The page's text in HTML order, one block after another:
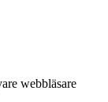
webbläsare